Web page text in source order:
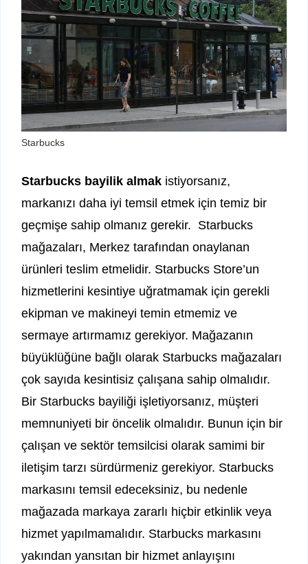
Starbucks
Starbucks bayilik almak istiyorsanız,
markanızı daha iyi temsil etmek için temiz bir
geçmişe sahip olmanız gerekir. Starbucks
mağazaları, Merkez tarafından onaylanan
ürünleri teslim etmelidir. Starbucks Store’un
hizmetlerini kesintiye uğratmamak için gerekli
ekipman ve makineyi temin etmemiz ve
sermaye artırmamız gerekiyor. Mağazanın
büyüklüğüne bağlı olarak Starbucks mağazaları
çok sayıda kesintisiz çalışana sahip olmalıdır.
Bir Starbucks bayiliği işletiyorsanız, müşteri
memnuniyeti bir öncelik olmalıdır. Bunun için bir
çalışan ve sektör temsilcisi olarak samimi bir
iletişim tarzı sürdürmeniz gerekiyor. Starbucks
markasını temsil edeceksiniz, bu nedenle
mağazada markaya zararlı hiçbir etkinlik veya
hizmet yapılmamalıdır. Starbucks markasını
yakından yansıtan bir hizmet anlayışını